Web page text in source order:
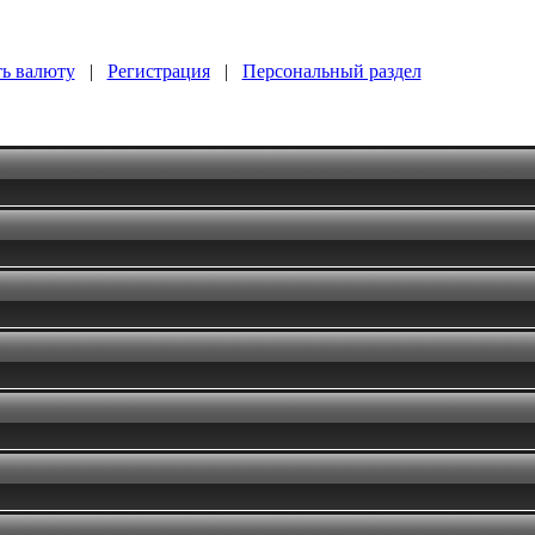
валюту| Регистрация| Персональный раздел